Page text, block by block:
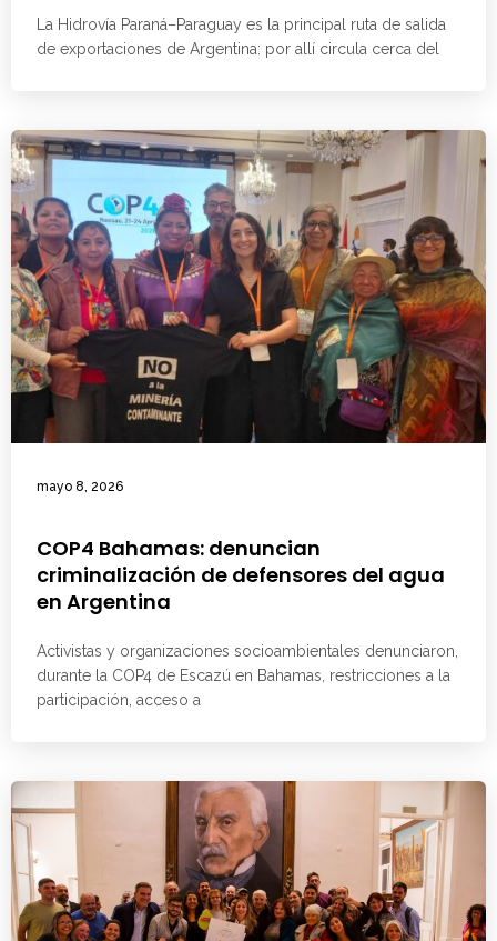
La Hidrovía Paraná–Paraguay es la principal ruta de salida
de exportaciones de Argentina: por allí circula cerca del
mayo 8, 2026
COP4 Bahamas: denuncian
criminalización de defensores del agua
en Argentina
Activistas y organizaciones socioambientales denunciaron,
durante la COP4 de Escazú en Bahamas, restricciones a la
participación, acceso a